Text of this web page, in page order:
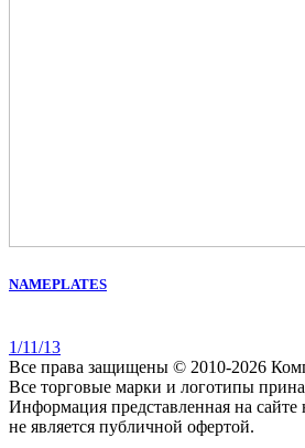
NAMEPLATES
1/11/13
Все права защищены © 2010-2026
Все торговые марки и логотипы
Информация представленная на
не является публичной офертой.